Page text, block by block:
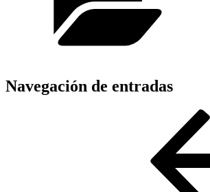
Navegación de entradas